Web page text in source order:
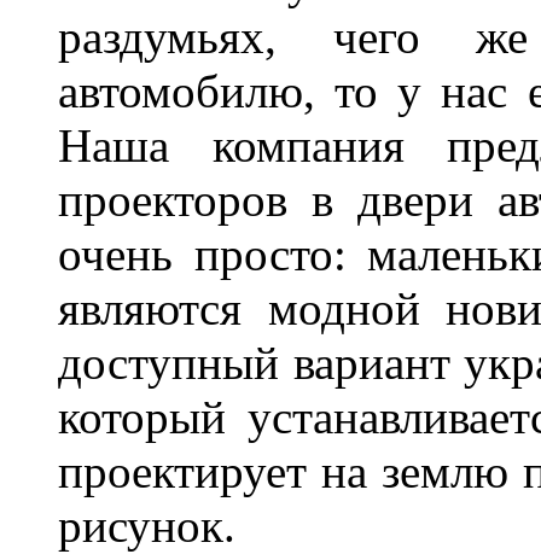
раздумьях, чего
автомобилю, то у нас
Наша компания
проекторов в двери
очень просто:
являются модной
доступный вариант
который
проектирует на землю
рисунок.